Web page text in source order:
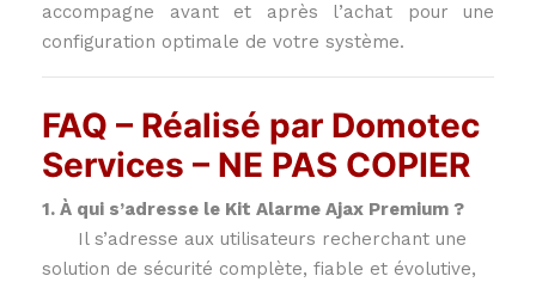
accompagne avant et après l’achat pour une
configuration optimale de votre système.
FAQ – Réalisé par Domotec
Services – NE PAS COPIER
1. À qui s’adresse le Kit Alarme Ajax Premium ?
Il s’adresse aux utilisateurs recherchant une
solution de sécurité complète, fiable et évolutive,